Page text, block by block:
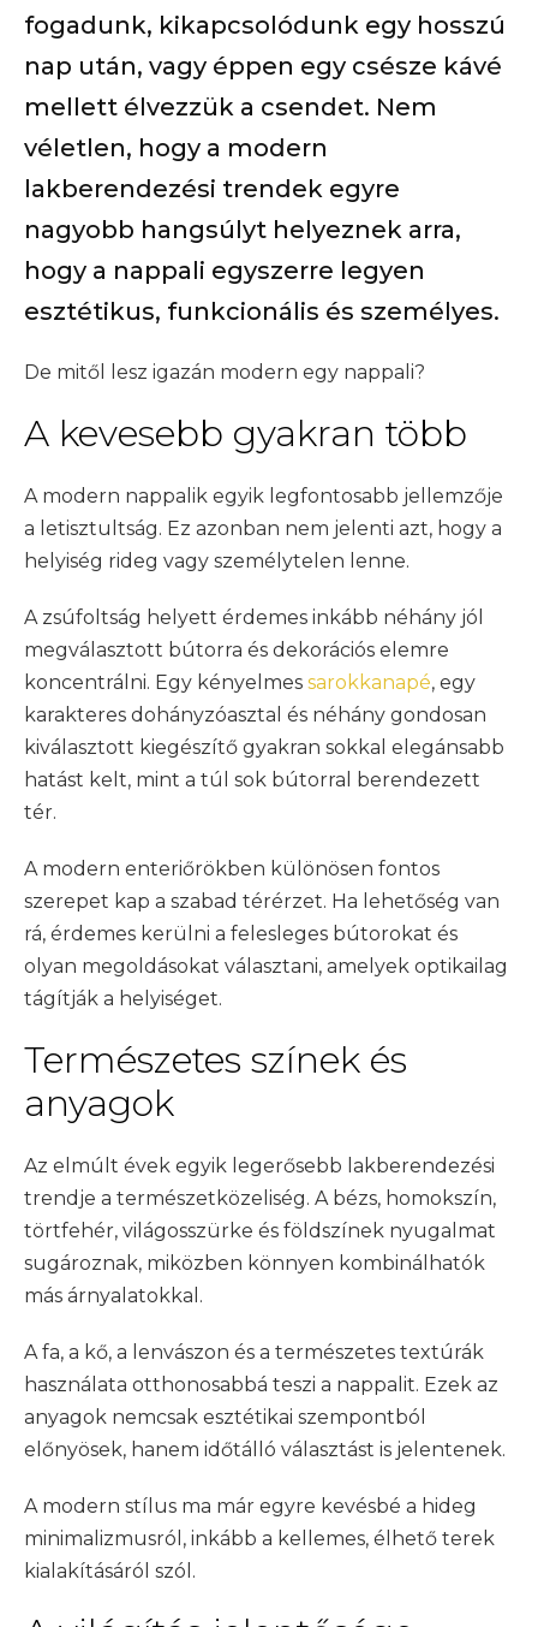
fogadunk, kikapcsolódunk egy hosszú
nap után, vagy éppen egy csésze kávé
mellett élvezzük a csendet. Nem
véletlen, hogy a modern
lakberendezési trendek egyre
nagyobb hangsúlyt helyeznek arra,
hogy a nappali egyszerre legyen
esztétikus, funkcionális és személyes.
De mitől lesz igazán modern egy nappali?
A kevesebb gyakran több
A modern nappalik egyik legfontosabb jellemzője
a letisztultság. Ez azonban nem jelenti azt, hogy a
helyiség rideg vagy személytelen lenne.
A zsúfoltság helyett érdemes inkább néhány jól
megválasztott bútorra és dekorációs elemre
koncentrálni. Egy kényelmes sarokkanapé, egy
karakteres dohányzóasztal és néhány gondosan
kiválasztott kiegészítő gyakran sokkal elegánsabb
hatást kelt, mint a túl sok bútorral berendezett
tér.
A modern enteriőrökben különösen fontos
szerepet kap a szabad térérzet. Ha lehetőség van
rá, érdemes kerülni a felesleges bútorokat és
olyan megoldásokat választani, amelyek optikailag
tágítják a helyiséget.
Természetes színek és
anyagok
Az elmúlt évek egyik legerősebb lakberendezési
trendje a természetközeliség. A bézs, homokszín,
törtfehér, világosszürke és földszínek nyugalmat
sugároznak, miközben könnyen kombinálhatók
más árnyalatokkal.
A fa, a kő, a lenvászon és a természetes textúrák
használata otthonosabbá teszi a nappalit. Ezek az
anyagok nemcsak esztétikai szempontból
előnyösek, hanem időtálló választást is jelentenek.
A modern stílus ma már egyre kevésbé a hideg
minimalizmusról, inkább a kellemes, élhető terek
kialakításáról szól.